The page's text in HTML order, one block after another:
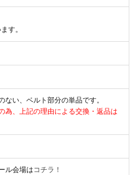
す。
ない、ベルト部分の単品です。
為、上記の理由による交換・返品は
ル会場はコチラ！